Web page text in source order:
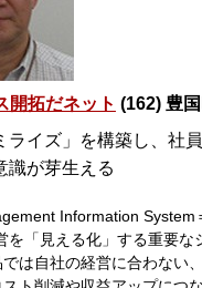
開拓だネット (162) 豊
ライズ」を構築し、社
識が芽生える
Information System
を「見える化」する重要な
は自社の経営に合わない